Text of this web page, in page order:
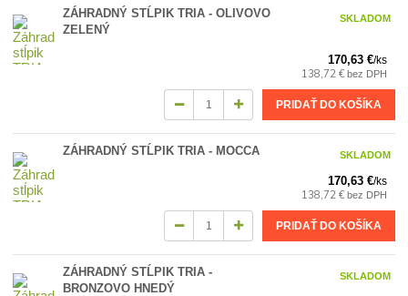
ZÁHRADNÝ STĹPIK TRIA - OLIVOVO
ZELENÝ
170,63 €/ks
138,72 € bez DPH
SKLADOM
PRIDAŤ DO KOŠÍKA
ZÁHRADNÝ STĹPIK TRIA - MOCCA
170,63 €/ks
138,72 € bez DPH
SKLADOM
PRIDAŤ DO KOŠÍKA
ZÁHRADNÝ STĹPIK TRIA -
BRONZOVO HNEDÝ
SKLADOM